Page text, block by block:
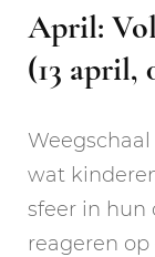
April:
(13 april,
wat
sfeer in hun
reageren